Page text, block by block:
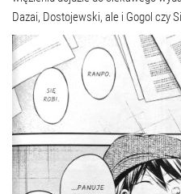
Dazai, Dostojewski, ale i Gogol czy